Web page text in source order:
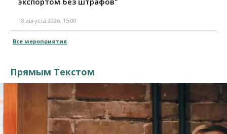
18 августа 2026, 15:00
Все мероприятия
Прямым Текстом